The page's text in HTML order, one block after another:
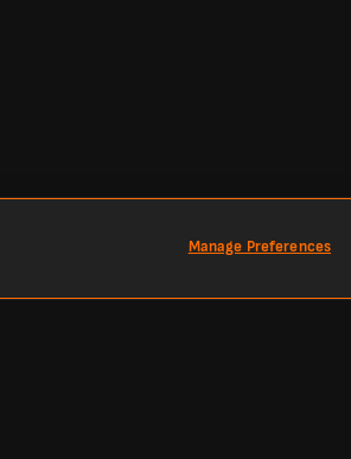
Manage Preferences